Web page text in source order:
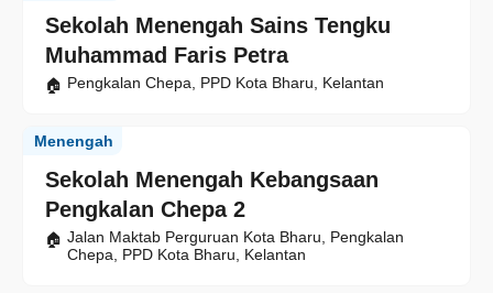
Sekolah Menengah Sains Tengku
Muhammad Faris Petra
Pengkalan Chepa, PPD Kota Bharu, Kelantan
Sekolah Menengah Kebangsaan
Pengkalan Chepa 2
Menengah
Jalan Maktab Perguruan Kota Bharu, Pengkalan
Chepa, PPD Kota Bharu, Kelantan